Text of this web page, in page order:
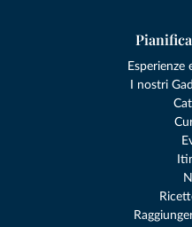
Esperienze
I nostri